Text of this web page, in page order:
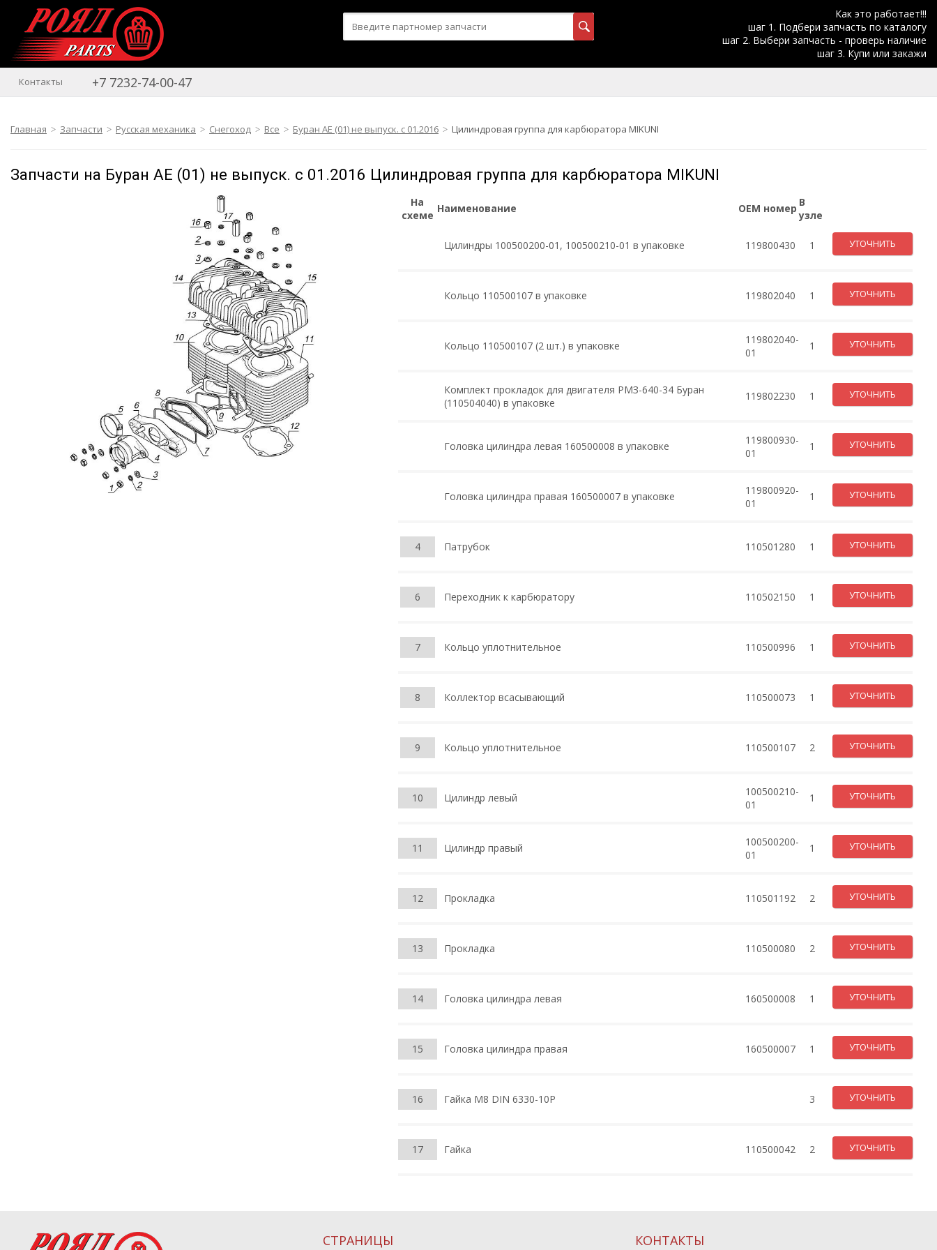
Как это работает!!!
шаг 1. Подбери запчасть по каталогу
шаг 2. Выбери запчасть - проверь наличие
шаг 3. Купи или закажи
Контакты +7 7232-74-00-47
Главная Запчасти Русская механика Снегоход Все Буран АЕ (01) не выпуск. с 01.2016 Цилиндровая группа для карбюратора MIKUNI
Запчасти на Буран АЕ (01) не выпуск. с 01.2016 Цилиндровая группа для карбюратора MIKUNI
На
схеме
Наименование OEM номер В
узле
Цилиндры 100500200-01, 100500210-01 в упаковке 119800430 1 УТОЧНИТЬ
Кольцо 110500107 в упаковке 119802040 1 УТОЧНИТЬ
Кольцо 110500107 (2 шт.) в упаковке
119802040-
01
1 УТОЧНИТЬ
Комплект прокладок для двигателя РМЗ-640-34 Буран
(110504040) в упаковке
119802230 1 УТОЧНИТЬ
Головка цилиндра левая 160500008 в упаковке
119800930-
01
1 УТОЧНИТЬ
Головка цилиндра правая 160500007 в упаковке
119800920-
01
1 УТОЧНИТЬ
4 Патрубок 110501280 1 УТОЧНИТЬ
6 Переходник к карбюратору 110502150 1 УТОЧНИТЬ
7 Кольцо уплотнительное 110500996 1 УТОЧНИТЬ
8 Коллектор всасывающий 110500073 1 УТОЧНИТЬ
9 Кольцо уплотнительное 110500107 2 УТОЧНИТЬ
10 Цилиндр левый
100500210-
01
1 УТОЧНИТЬ
11 Цилиндр правый
100500200-
01
1 УТОЧНИТЬ
12 Прокладка 110501192 2 УТОЧНИТЬ
13 Прокладка 110500080 2 УТОЧНИТЬ
14 Головка цилиндра левая 160500008 1 УТОЧНИТЬ
15 Головка цилиндра правая 160500007 1 УТОЧНИТЬ
16 Гайка М8 DIN 6330-10Р 3 УТОЧНИТЬ
17 Гайка 110500042 2 УТОЧНИТЬ
СТРАНИЦЫ КОНТАКТЫ